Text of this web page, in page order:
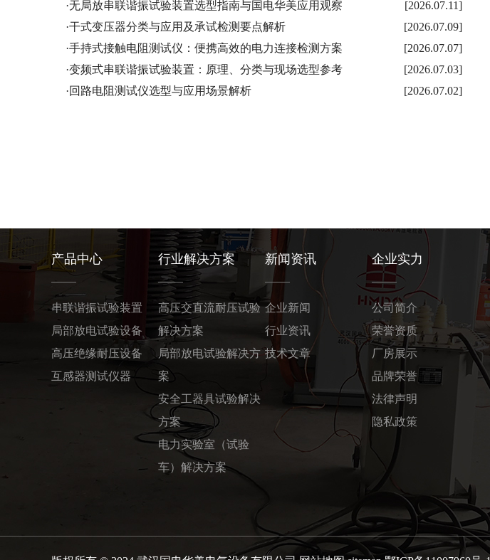
·无局放串联谐振试验装置选型指南与国电华美应用观察 [2026.07.11]
·干式变压器分类与应用及承试检测要点解析 [2026.07.09]
·手持式接触电阻测试仪：便携高效的电力连接检测方案 [2026.07.07]
·变频式串联谐振试验装置：原理、分类与现场选型参考 [2026.07.03]
·回路电阻测试仪选型与应用场景解析 [2026.07.02]
产品中心
串联谐振试验装置
局部放电试验设备
高压绝缘耐压设备
互感器测试仪器
行业解决方案
高压交直流耐压试验
解决方案
局部放电试验解决方
案
安全工器具试验解决
方案
电力实验室（试验
车）解决方案
新闻资讯
企业新闻
行业资讯
技术文章
企业实力
公司简介
荣誉资质
厂房展示
品牌荣誉
法律声明
隐私政策